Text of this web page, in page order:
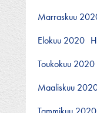
Marraskuu
Elokuu 2020
Toukokuu 2020
Maaliskuu